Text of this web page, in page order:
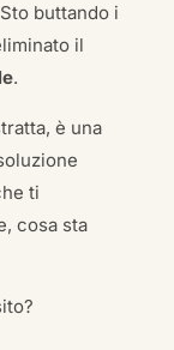
buttando i
il
.
è una
ti
cosa sta